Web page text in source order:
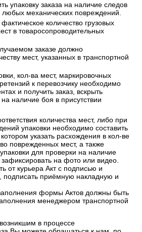
упаковку заказа на наличие следов
механических повреждений.
количество грузовых
в товаросопроводительных
заказе должно
мест, указанных в транспортной
кол-ва мест, маркировочных
к перевозчику необходимо
и получить заказ, вскрыть
наличие боя в присутствии
количества мест, либо при
упаковки необходимо составить
указать расхождения в кол-ве
поврежденных мест, а также
для проверки на наличие
на фото или видео.
от курьера Акт с подписью и
подписать приёмную накладную и
формы Актов должны быть
менеджером транспортной
в процессе